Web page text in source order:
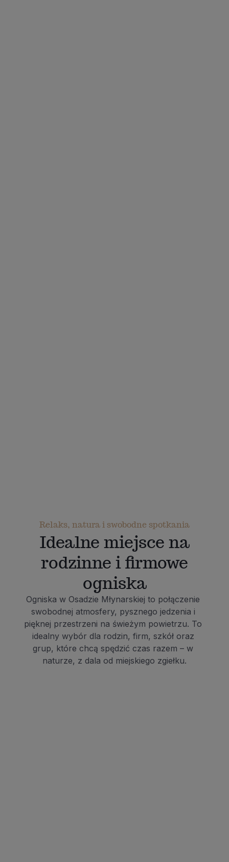
Relaks, natura i swobodne spotkania
Idealne miejsce na
rodzinne i firmowe
ogniska
Ogniska w Osadzie Młynarskiej to połączenie
swobodnej atmosfery, pysznego jedzenia i
pięknej przestrzeni na świeżym powietrzu. To
idealny wybór dla rodzin, firm, szkół oraz
grup, które chcą spędzić czas razem – w
naturze, z dala od miejskiego zgiełku.